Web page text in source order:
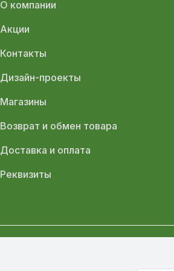
О компании
Акции
Контакты
Дизайн-проекты
Магазины
Возврат и обмен товара
Доставка и оплата
Реквизиты